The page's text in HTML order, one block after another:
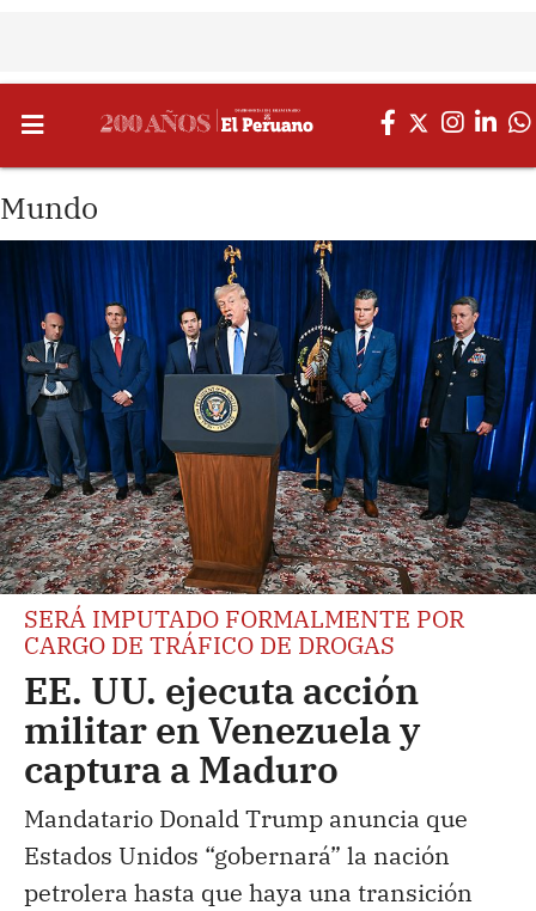
Mundo
SERÁ IMPUTADO FORMALMENTE POR
CARGO DE TRÁFICO DE DROGAS
EE. UU. ejecuta acción
militar en Venezuela y
captura a Maduro
Mandatario Donald Trump anuncia que
Estados Unidos “gobernará” la nación
petrolera hasta que haya una transición